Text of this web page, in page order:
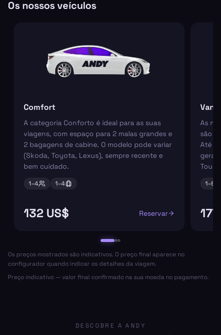
Os nossos veículos
Comfort
A categoria Conforto é ideal para as suas
viagens, com espaço para 2 malas grandes e
2 bagagens de cabine. O modelo pode variar
(Skoda, Toyota, Lexus), sempre recente e
bem cuidado.
1–4 1–4
132 US$ Reservar
Van
As
são
Até 6
1–6
Os preços mostrados são indicativos. O preço final aparece no
configurador quando indicar os detalhes da viagem.
Preço indicativo — valor final confirmado na sua moeda no pagamento.
DESCOBRE A ANDY